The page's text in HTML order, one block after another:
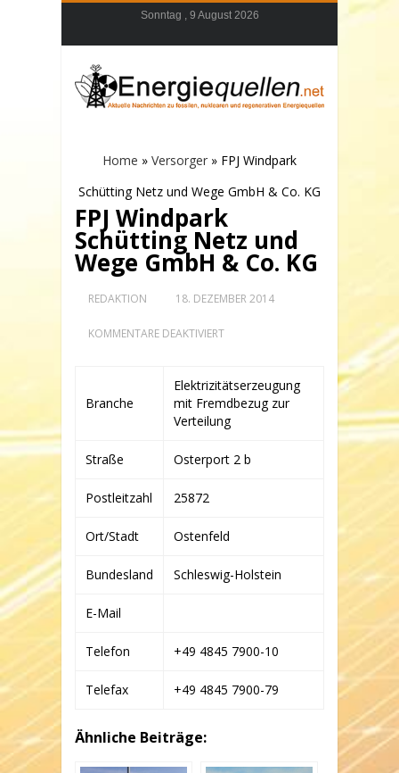
Sonntag , 9 August 2026
Home » Versorger » FPJ Windpark
Schütting Netz und Wege GmbH & Co. KG
FPJ Windpark
Schütting Netz und
Wege GmbH & Co. KG
REDAKTION 18. DEZEMBER 2014
KOMMENTARE DEAKTIVIERTFÜR
NETZ
UND
WEGE
GMBH
CO.
Branche
Elektrizitätserzeugung
mit Fremdbezug zur
Verteilung
Straße Osterport 2 b
Postleitzahl 25872
Ort/Stadt Ostenfeld
Bundesland Schleswig-Holstein
E-Mail
Telefon +49 4845 7900-10
Telefax +49 4845 7900-79
Ähnliche Beiträge: